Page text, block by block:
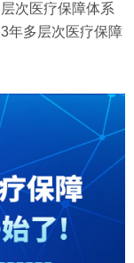
次医疗保障体系
年多层次医疗保障